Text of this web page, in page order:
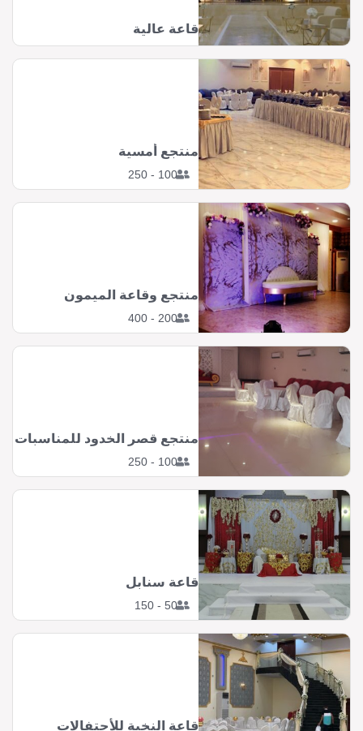
قاعة عالية
100 - 250
منتجع أمسية
200 - 400
منتجع وقاعة الميمون
100 - 250
منتجع قصر الخدود للمناسبات
50 - 150
قاعة سنابل
قاعة النخبة للأحتفالات